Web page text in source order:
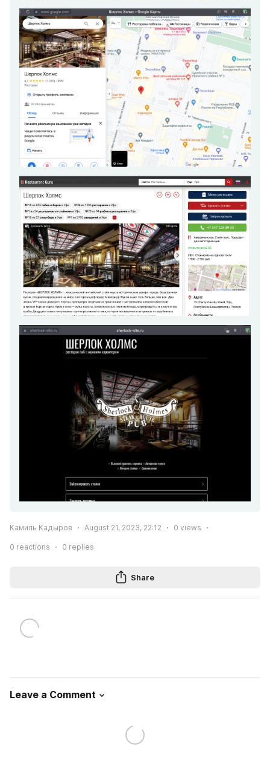
Камиль Кадыров August 21, 2023, 22:12 0 views
0 reactions 0 replies
Share
Leave a Comment